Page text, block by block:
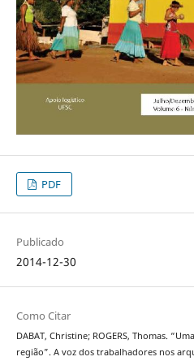
PDF
Publicado
2014-12-30
Como Citar
DABAT, Christine; ROGERS, Thomas.
região”. A voz dos trabalhadores nos